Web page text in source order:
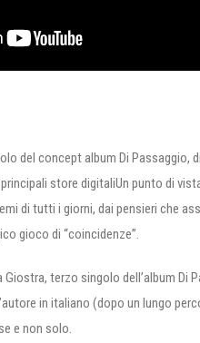
del concept album Di Passaggio,
principali store digitaliUn punto di
di tutti i giorni, dai pensieri che
gioco di “coincidenze”.
Giostra, terzo singolo dell’album
in italiano (dopo un lungo
e non solo.